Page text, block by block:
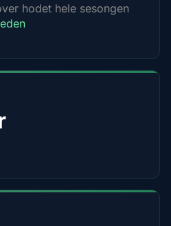
hodet hele sesongen